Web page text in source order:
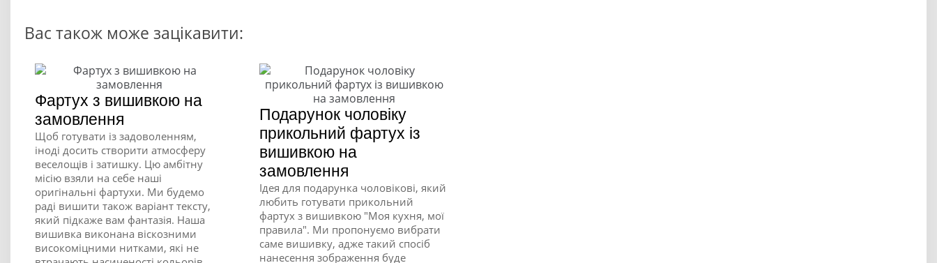
Вас також може зацікавити:
Фартух з вишивкою на
замовлення
Щоб готувати із задоволенням,
іноді досить створити атмосферу
веселощів і затишку. Цю амбітну
місію взяли на себе наші
оригінальні фартухи. Ми будемо
раді вишити також варіант тексту,
який підкаже вам фантазія. Наша
вишивка виконана віскозними
високоміцними нитками, які не
Подарунок чоловіку
прикольний фартух із
вишивкою на
замовлення
Ідея для подарунка чоловікові, який
любить готувати прикольний
фартух з вишивкою "Моя кухня, мої
правила". Ми пропонуємо вибрати
саме вишивку, адже такий спосіб
нанесення зображення буде